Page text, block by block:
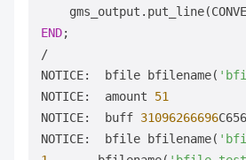
END
/
NOTICE:  bfile bfilename(
NOTICE:  amount 51
NOTICE:  buff 31096266696
NOTICE:  bfile bfilename(